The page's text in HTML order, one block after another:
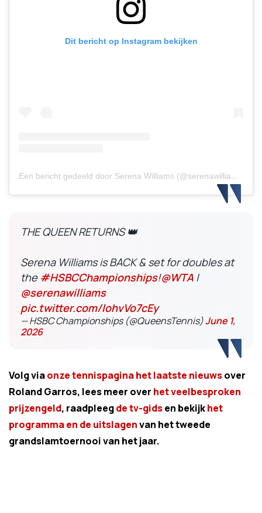
Dit bericht op Instagram bekijken
Een bericht gedeeld door Serena Williams (@serenawilliams)
THE QUEEN RETURNS 👑
Serena Williams is BACK & set for doubles at
the #HSBCChampionships!@WTA |
@serenawilliams
pic.twitter.com/lohvVo7cEy
— HSBC Championships (@QueensTennis)June 1,
2026
Volg viaonze tennispagina het laatste nieuwsover
Roland Garros, lees meer over het veelbesproken
prijzengeld, raadpleegde tv-gidsen bekijkhet
programma en de uitslagenvan het tweede
grandslamtoernooi van het jaar.